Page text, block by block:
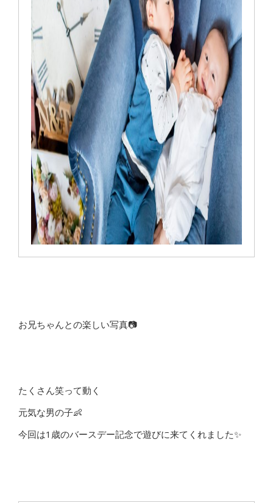
お兄ちゃんとの楽しい写真📷
たくさん笑って動く
元気な男の子👶
今回は1歳のバースデー記念で遊びに来てくれました✨